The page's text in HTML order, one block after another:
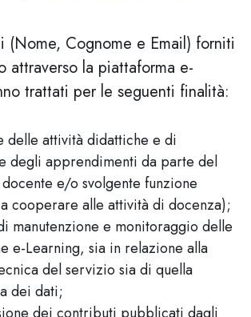
(Nome, Cognome e Email) forniti
attraverso la piattaforma e-
trattati per le seguenti finalità:
delle attività didattiche e di
degli apprendimenti da parte del
e/o svolgente funzione
cooperare alle attività di docenza);
manutenzione e monitoraggio delle
e-Learning, sia in relazione alla
del servizio sia di quella
dei dati;